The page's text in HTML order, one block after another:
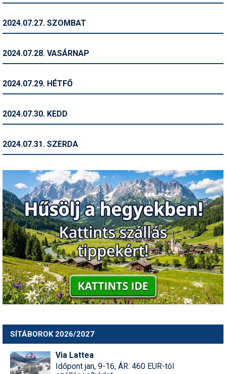
Utazási tippek
2024.07.27. SZOMBAT
2024.07.28. VASÁRNAP
2024.07.29. HÉTFŐ
2024.07.30. KEDD
2024.07.31. SZERDA
SÍTÁBOROK 2026/2027
Via Lattea
Időpont jan, 9-16, ÁR: 460 EUR-tól